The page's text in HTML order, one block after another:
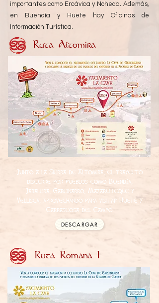
importantes como Ercávica y Noheda. Además,
en Buendía y Huete hay Oficinas de
Información Turística.
Ruta Altomira
Junto a la Sierra de Altomira, el trayecto
discurre por pueblos como Buendía,
Jabalera, Garcinarro, Mazarulleque y
Vellisca, aprovechando para visitar Huete y
Carrascosa del Campo.
DESCARGAR
Ruta Romana I